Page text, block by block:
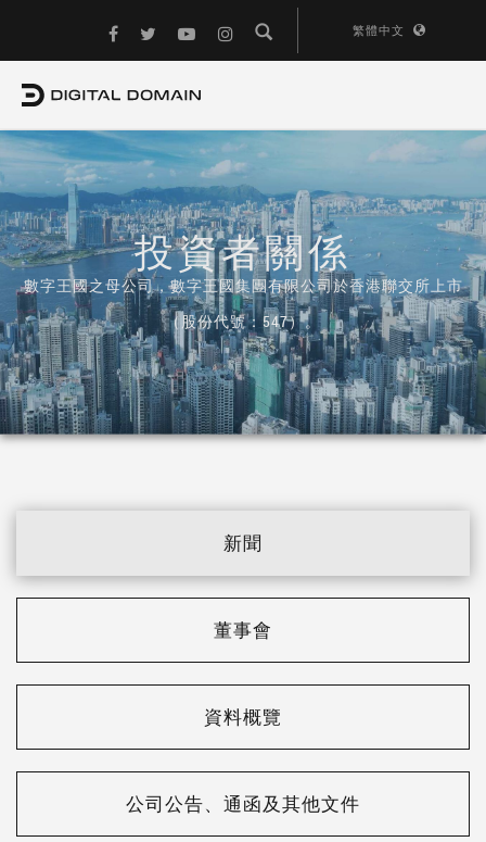
繁體中文
投資者關係
數字王國之母公司，數字王國集團有限公司於香港聯交所上市
（股份代號：547）。
新聞
董事會
資料概覽
公司公告、通函及其他文件